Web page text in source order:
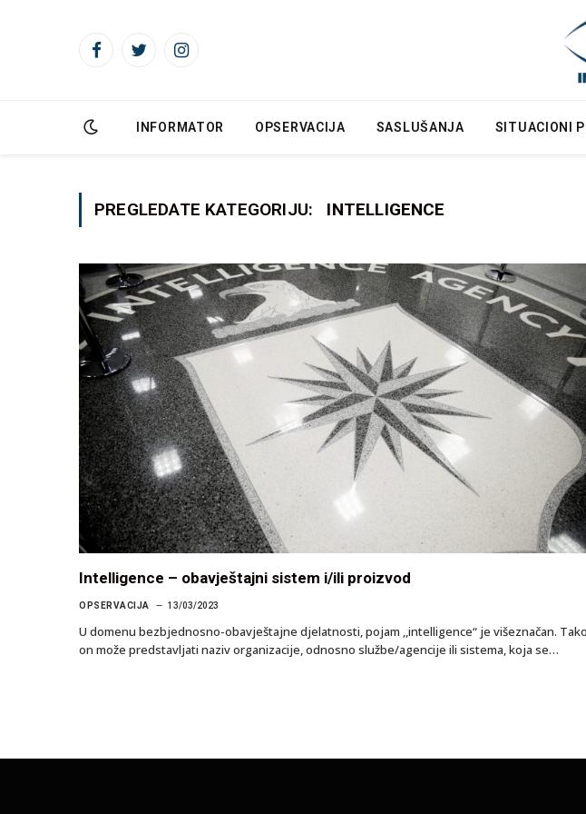
FacebookTwitterInstagram
INFORMATOR OPSERVACIJA SASLUŠANJA SITUACIONI
PREGLEDATE KATEGORIJU: INTELLIGENCE
Intelligence – obavještajni sistem i/ili proizvod
OPSERVACIJA 13/03/2023
U domenu bezbjednosno-obavještajne djelatnosti, pojam ,,intelligence“ je višeznačan. Tako
on može predstavljati naziv organizacije, odnosno službe/agencije ili sistema, koja se…